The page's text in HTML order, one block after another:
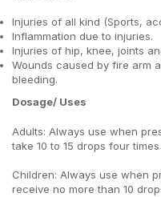
Injuries of all kind (Sports,
Inflammation due to injuries.
Injuries of hip, knee, joints
Wounds caused by fire arm
bleeding.
Dosage/ Uses
Adults: Always use when
take 10 to 15 drops four
Children: Always use when
receive no more than 10